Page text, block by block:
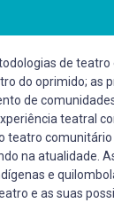
de teatro
do oprimido; as
de
teatral
teatro
na atualidade.
e
e as suas